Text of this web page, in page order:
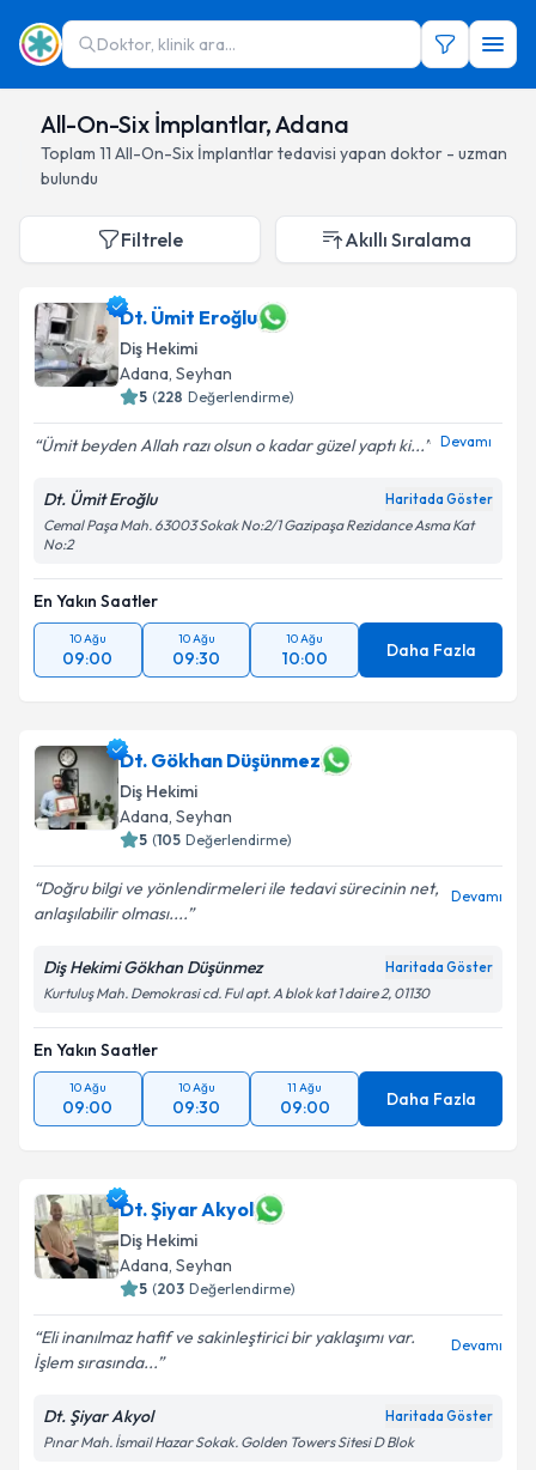
Doktor, klinik ara...
All-On-Six İmplantlar, Adana
Toplam 11 All-On-Six İmplantlartedavisi yapan doktor - uzman
bulundu
Filtrele Akıllı Sıralama
Dt. Ümit Eroğlu
Diş Hekimi
Adana, Seyhan
5 (228 Değerlendirme)
Ümit beyden Allah razı olsun o kadar güzel yaptı ki... Devamı
Dt. Ümit Eroğlu Haritada Göster
Cemal Paşa Mah. 63003 Sokak No:2/1 Gazipaşa Rezidance Asma Kat
No:2
En Yakın Saatler
10 Ağu
09:00
10 Ağu
09:30
10 Ağu
10:00 Daha Fazla
Dt. Gökhan Düşünmez
Diş Hekimi
Adana, Seyhan
5 (105 Değerlendirme)
Doğru bilgi ve yönlendirmeleri ile tedavi sürecinin net,
anlaşılabilir olması....
Devamı
Diş Hekimi Gökhan Düşünmez Haritada Göster
Kurtuluş Mah. Demokrasi cd. Ful apt. A blok kat 1 daire 2, 01130
En Yakın Saatler
10 Ağu
09:00
10 Ağu
09:30
11 Ağu
09:00 Daha Fazla
Dt. Şiyar Akyol
Diş Hekimi
Adana, Seyhan
5 (203 Değerlendirme)
Eli inanılmaz hafif ve sakinleştirici bir yaklaşımı var.
İşlem sırasında...
Devamı
Dt. Şiyar Akyol Haritada Göster
Pınar Mah. İsmail Hazar Sokak. Golden Towers Sitesi D Blok